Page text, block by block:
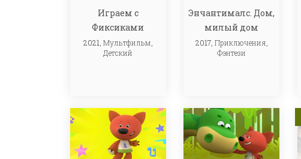
Играем с
Фиксиками
2021, Мультфильм
Детский
Энчантималс. Дом,
милый дом
2017, Приключения
Фэнтези